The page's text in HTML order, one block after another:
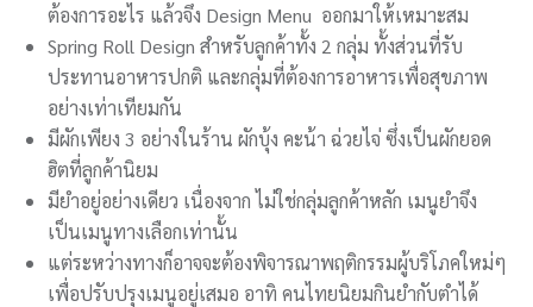
ต้องการอะไร แล้วจึง Design Menu ออกมาให้เหมาะสม
Spring Roll Design สำหรับลูกค้าทั้ง 2 กลุ่ม ทั้งส่วนที่รับ
ประทานอาหารปกติ และกลุ่มที่ต้องการอาหารเพื่อสุขภาพ
อย่างเท่าเทียมกัน
มีผักเพียง 3 อย่างในร้าน ผักบุ้ง คะน้า ฉ่วยไจ่ ซึ่งเป็นผักยอด
ฮิตที่ลูกค้านิยม
มียำอยู่อย่างเดียว เนื่องจาก ไม่ใช่กลุ่มลูกค้าหลัก เมนูยำจึง
เป็นเมนูทางเลือกเท่านั้น
แต่ระหว่างทางก็อาจจะต้องพิจารณาพฤติกรรมผู้บริโภคใหม่ๆ
เพื่อปรับปรุงเมนูอยู่เสมอ อาทิ คนไทยนิยมกินยำกับตำได้